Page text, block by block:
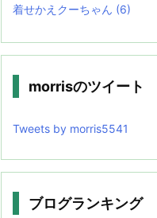
着せかえクーちゃん (6)
morrisのツイート
Tweets by morris5541
ブログランキング